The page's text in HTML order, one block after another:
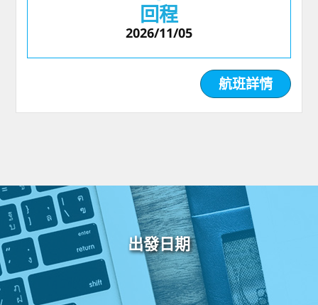
回程
2026/11/05
航班詳情
出發日期